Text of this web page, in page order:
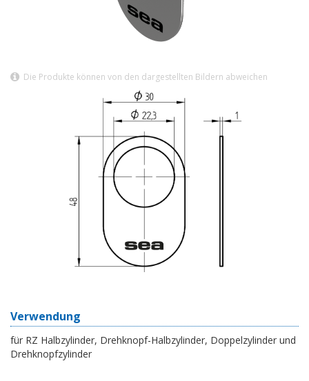
Die Produkte können von den dargestellten Bildern abweichen
Verwendung
für RZ Halbzylinder, Drehknopf-Halbzylinder, Doppelzylinder und
Drehknopfzylinder